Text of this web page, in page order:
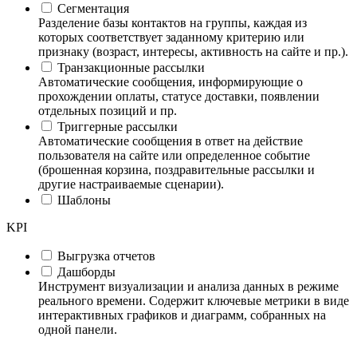
Сегментация
Разделение базы контактов на группы, каждая из
которых соответствует заданному критерию или
признаку (возраст, интересы, активность на сайте и пр.).
Транзакционные рассылки
Автоматические сообщения, информирующие о
прохождении оплаты, статусе доставки, появлении
отдельных позиций и пр.
Триггерные рассылки
Автоматические сообщения в ответ на действие
пользователя на сайте или определенное событие
(брошенная корзина, поздравительные рассылки и
другие настраиваемые сценарии).
Шаблоны
KPI
Выгрузка отчетов
Дашборды
Инструмент визуализации и анализа данных в режиме
реального времени. Содержит ключевые метрики в виде
интерактивных графиков и диаграмм, собранных на
одной панели.